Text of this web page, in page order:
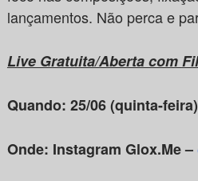
lançamentos. Não perca e
Live Gratuita/Aberta com
Quando: 25/06 (quinta-
Onde: Instagram Glox.Me –